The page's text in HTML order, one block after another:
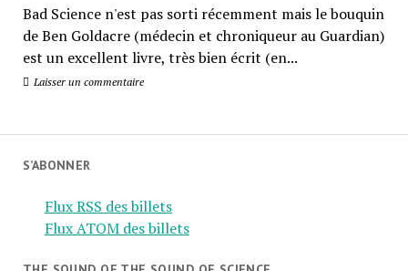
Bad Science n'est pas sorti récemment mais le bouquin
de Ben Goldacre (médecin et chroniqueur au Guardian)
est un excellent livre, très bien écrit (en...
Laisser un commentaire
S’ABONNER
Flux RSS des billets
Flux ATOM des billets